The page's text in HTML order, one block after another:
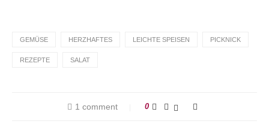
GEMÜSE HERZHAFTES LEICHTE SPEISEN PICKNICK
REZEPTE SALAT
1 comment 0